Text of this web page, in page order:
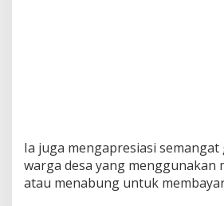
Ia juga mengapresiasi
warga desa yang menggunakan
atau menabung untuk